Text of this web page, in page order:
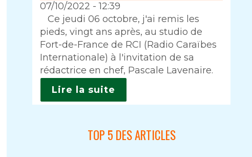
07/10/2022 - 12:39
Intro
Ce jeudi 06 octobre, j'ai remis les
pieds, vingt ans après, au studio de
Fort-de-France de RCI (Radio Caraïbes
Internationale) à l'invitation de sa
rédactrice en chef, Pascale Lavenaire.
Lire la suite
TOP 5 DES ARTICLES